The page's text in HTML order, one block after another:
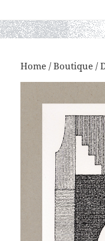
Home /Boutique /